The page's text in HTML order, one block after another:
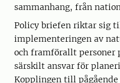
sammanhang, från
Policy briefen riktar sig
implementeringen av
och framförallt personer
särskilt ansvar för
Kopplingen till